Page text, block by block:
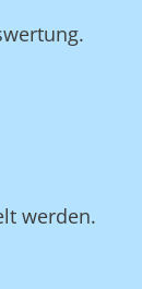
werden.